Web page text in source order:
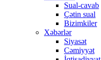
Sual-cavab
Çətin sual
Bizimkiler
Xəbərlər
Siyasət
Cəmiyyət